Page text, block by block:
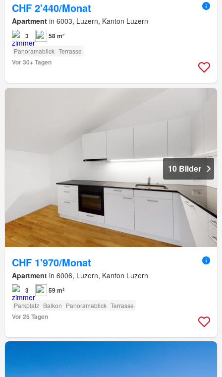
CHF 2'440/Monat
Apartment in 6003, Luzern, Kanton Luzern
3 58 m²
Panoramablick Terrasse
Vor 30+ Tagen
10 Bilder
CHF 1'970/Monat
Apartment in 6006, Luzern, Kanton Luzern
3 59 m²
Parkplatz Balkon Panoramablick Terrasse
Vor 26 Tagen